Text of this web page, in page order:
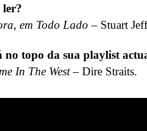
ler?
em Todo Lado – Stuart
no topo da sua playlist
In The West– Dire Straits.